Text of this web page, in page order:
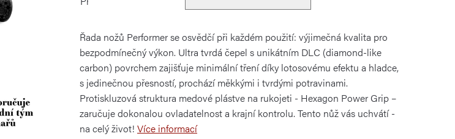
hodnocení
0,0
z
5
hvězdiček.
Řada nožů Performer se osvědčí při každém použití: výjimečná kvalita pro
bezpodmínečný výkon. Ultra tvrdá čepel s unikátním DLC (diamond-like
carbon) povrchem zajišťuje minimální tření díky lotosovému efektu a hladce,
s jedinečnou přesností, prochází měkkými i tvrdými potravinami.
Protiskluzová struktura medové plástve na rukojeti - Hexagon Power Grip –
zaručuje dokonalou ovladatelnost a krajní kontrolu. Tento nůž vás uchvátí -
na celý život! Více informací